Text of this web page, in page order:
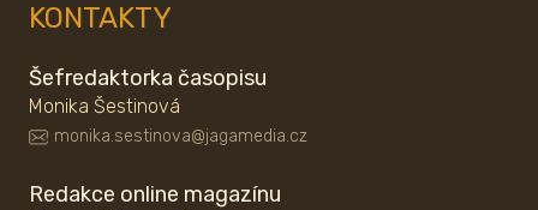
KONTAKTY
Šefredaktorka časopisu
Monika Šestinová
monika.sestinova@jagamedia.cz
Redakce online magazínu